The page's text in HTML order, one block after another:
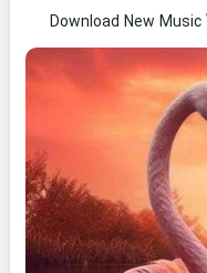
Download New Music